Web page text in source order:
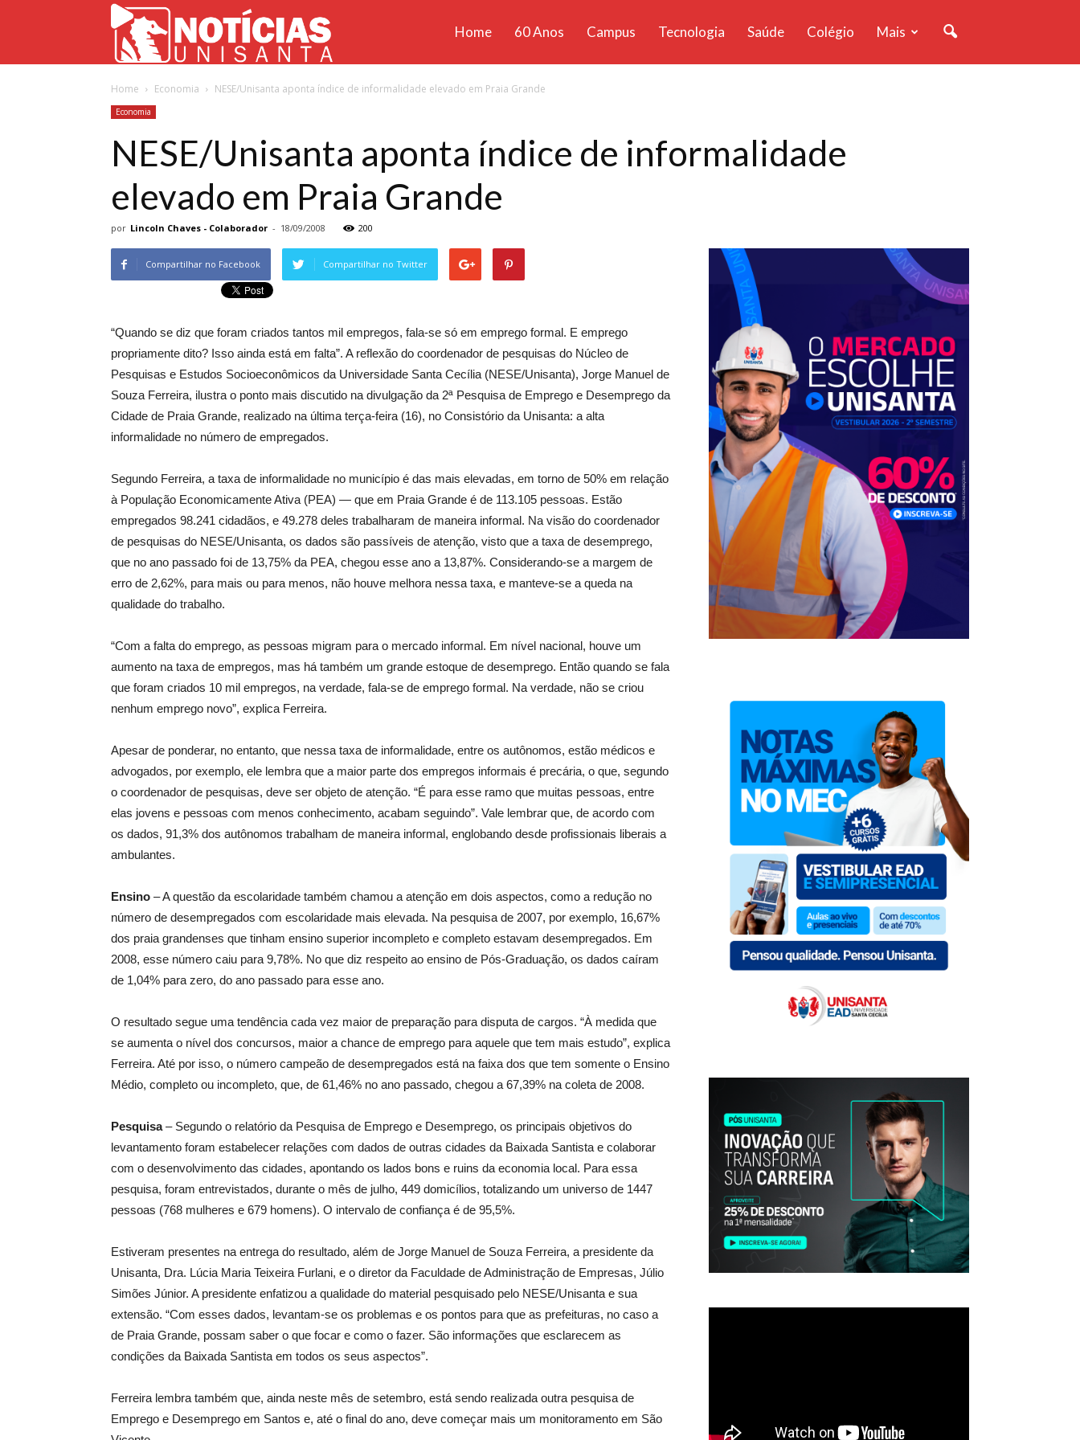
Unisanta
Home 60 Anos Campus Tecnologia Saúde Colégio Mais
Home Economia NESE/Unisanta aponta índice de informalidade elevado em Praia Grande
Economia
NESE/Unisanta aponta índice de informalidade
elevado em Praia Grande
por Lincoln Chaves - Colaborador - 18/09/2008 200
Compartilhar no Facebook Compartilhar no Twitter
“Quando se diz que foram criados tantos mil empregos, fala-se só em emprego formal. E emprego
propriamente dito? Isso ainda está em falta”. A reflexão do coordenador de pesquisas do Núcleo de
Pesquisas e Estudos Socioeconômicos da Universidade Santa Cecília (NESE/Unisanta), Jorge Manuel de
Souza Ferreira, ilustra o ponto mais discutido na divulgação da 2ª Pesquisa de Emprego e Desemprego da
Cidade de Praia Grande, realizado na última terça-feira (16), no Consistório da Unisanta: a alta
informalidade no número de empregados.
Segundo Ferreira, a taxa de informalidade no município é das mais elevadas, em torno de 50% em relação
à População Economicamente Ativa (PEA) — que em Praia Grande é de 113.105 pessoas. Estão
empregados 98.241 cidadãos, e 49.278 deles trabalharam de maneira informal. Na visão do coordenador
de pesquisas do NESE/Unisanta, os dados são passíveis de atenção, visto que a taxa de desemprego,
que no ano passado foi de 13,75% da PEA, chegou esse ano a 13,87%. Considerando-se a margem de
erro de 2,62%, para mais ou para menos, não houve melhora nessa taxa, e manteve-se a queda na
qualidade do trabalho.
“Com a falta do emprego, as pessoas migram para o mercado informal. Em nível nacional, houve um
aumento na taxa de empregos, mas há também um grande estoque de desemprego. Então quando se fala
que foram criados 10 mil empregos, na verdade, fala-se de emprego formal. Na verdade, não se criou
nenhum emprego novo”, explica Ferreira.
Apesar de ponderar, no entanto, que nessa taxa de informalidade, entre os autônomos, estão médicos e
advogados, por exemplo, ele lembra que a maior parte dos empregos informais é precária, o que, segundo
o coordenador de pesquisas, deve ser objeto de atenção. “É para esse ramo que muitas pessoas, entre
elas jovens e pessoas com menos conhecimento, acabam seguindo”. Vale lembrar que, de acordo com
os dados, 91,3% dos autônomos trabalham de maneira informal, englobando desde profissionais liberais a
ambulantes.
Ensino – A questão da escolaridade também chamou a atenção em dois aspectos, como a redução no
número de desempregados com escolaridade mais elevada. Na pesquisa de 2007, por exemplo, 16,67%
dos praia grandenses que tinham ensino superior incompleto e completo estavam desempregados. Em
2008, esse número caiu para 9,78%. No que diz respeito ao ensino de Pós-Graduação, os dados caíram
de 1,04% para zero, do ano passado para esse ano.
O resultado segue uma tendência cada vez maior de preparação para disputa de cargos. “À medida que
se aumenta o nível dos concursos, maior a chance de emprego para aquele que tem mais estudo”, explica
Ferreira. Até por isso, o número campeão de desempregados está na faixa dos que tem somente o Ensino
Médio, completo ou incompleto, que, de 61,46% no ano passado, chegou a 67,39% na coleta de 2008.
Pesquisa– Segundo o relatório da Pesquisa de Emprego e Desemprego, os principais objetivos do
levantamento foram estabelecer relações com dados de outras cidades da Baixada Santista e colaborar
com o desenvolvimento das cidades, apontando os lados bons e ruins da economia local. Para essa
pesquisa, foram entrevistados, durante o mês de julho, 449 domicílios, totalizando um universo de 1447
pessoas (768 mulheres e 679 homens). O intervalo de confiança é de 95,5%.
Estiveram presentes na entrega do resultado, além de Jorge Manuel de Souza Ferreira, a presidente da
Unisanta, Dra. Lúcia Maria Teixeira Furlani, e o diretor da Faculdade de Administração de Empresas, Júlio
Simões Júnior. A presidente enfatizou a qualidade do material pesquisado pelo NESE/Unisanta e sua
extensão. “Com esses dados, levantam-se os problemas e os pontos para que as prefeituras, no caso a
de Praia Grande, possam saber o que focar e como o fazer. São informações que esclarecem as
condições da Baixada Santista em todos os seus aspectos”.
Ferreira lembra também que, ainda neste mês de setembro, está sendo realizada outra pesquisa de
Emprego e Desemprego em Santos e, até o final do ano, deve começar mais um monitoramento em São